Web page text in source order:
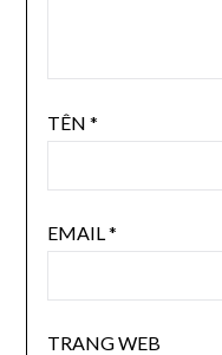
TÊN *
EMAIL*
TRANG WEB